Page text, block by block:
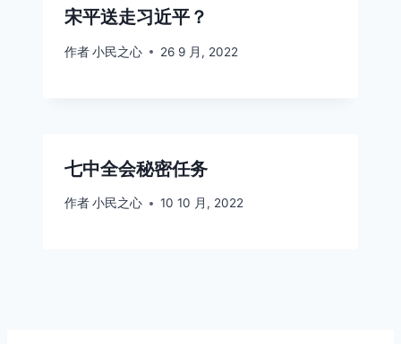
宋平送走习近平？
作者小民之心 26 9 月, 2022
七中全会秘密任务
作者小民之心 10 10 月, 2022